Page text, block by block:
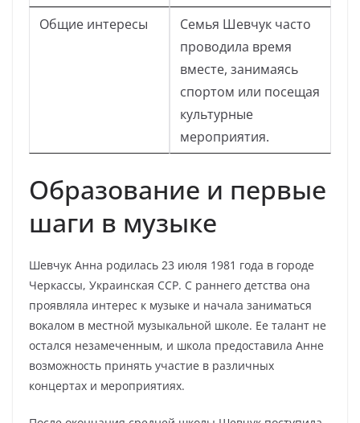
Общие интересы
Семья Шевчук часто
проводила время
вместе, занимаясь
спортом или посещая
культурные
мероприятия.
Образование и первые
шаги в музыке
Шевчук Анна родилась 23 июля 1981 года в городе
Черкассы, Украинская ССР. С раннего детства она
проявляла интерес к музыке и начала заниматься
вокалом в местной музыкальной школе. Ее талант не
остался незамеченным, и школа предоставила Анне
возможность принять участие в различных
концертах и мероприятиях.